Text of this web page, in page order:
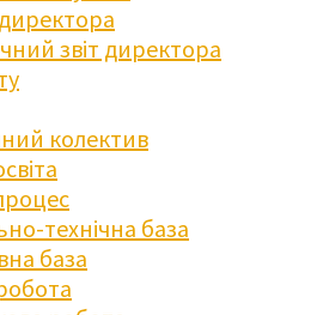
звіт директора
колектив
технічна база
база